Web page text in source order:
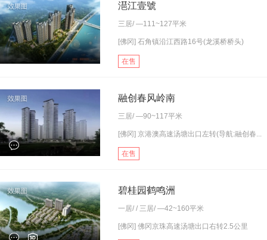
潖江壹號
三居/ —111~127平米
[佛冈] 石角镇沿江西路16号(龙溪桥桥头)
在售
融创春风岭南
三居/ —90~117平米
[佛冈] 京港澳高速汤塘出口左转(导航:融创春...
在售
碧桂园鹤鸣洲
一居/ / 三居/ —42~160平米
[佛冈] 佛冈京珠高速汤塘出口右转2.5公里